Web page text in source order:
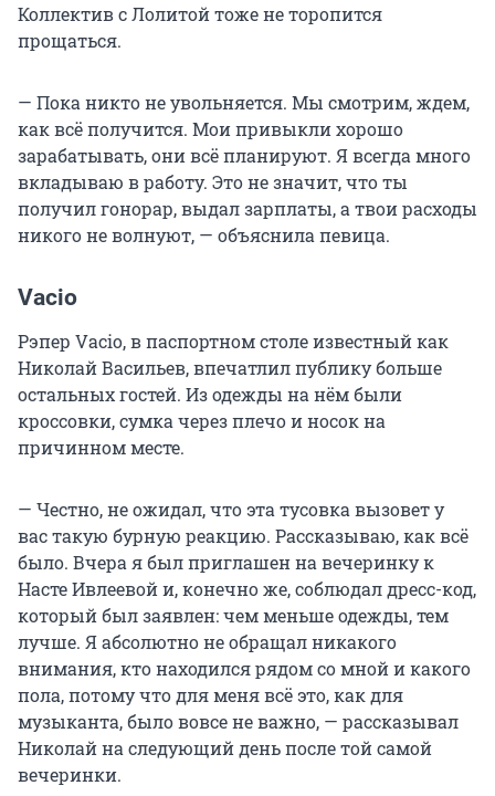
Коллектив с Лолитой тоже не торопится
прощаться.
— Пока никто не увольняется. Мы смотрим, ждем,
как всё получится. Мои привыкли хорошо
зарабатывать, они всё планируют. Я всегда много
вкладываю в работу. Это не значит, что ты
получил гонорар, выдал зарплаты, а твои расходы
никого не волнуют, — объяснила певица.
Vacio
Рэпер Vacio, в паспортном столе известный как
Николай Васильев, впечатлил публику больше
остальных гостей. Из одежды на нём были
кроссовки, сумка через плечо и носок на
причинном месте.
— Честно, не ожидал, что эта тусовка вызовет у
вас такую бурную реакцию. Рассказываю, как всё
было. Вчера я был приглашен на вечеринку к
Насте Ивлеевой и, конечно же, соблюдал дресс-код,
который был заявлен: чем меньше одежды, тем
лучше. Я абсолютно не обращал никакого
внимания, кто находился рядом со мной и какого
пола, потому что для меня всё это, как для
музыканта, было вовсе не важно, — рассказывал
Николай на следующий день после той самой
вечеринки.